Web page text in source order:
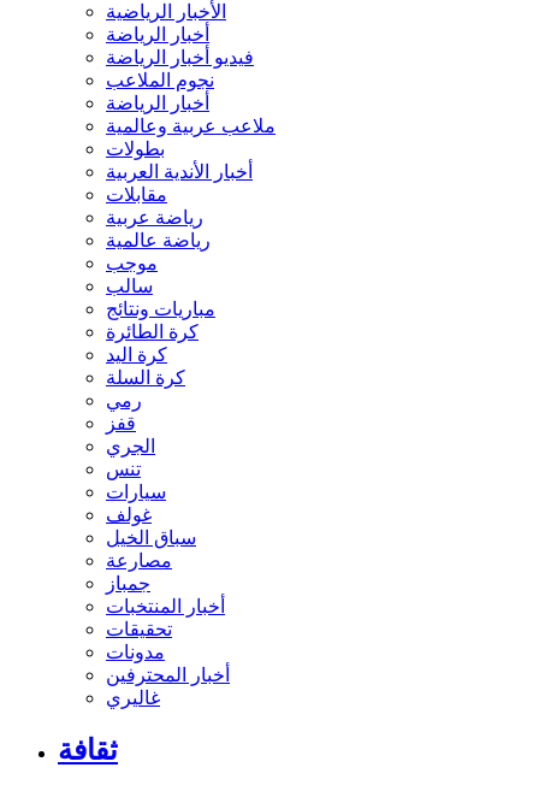
الأخبار الرياضية
أخبار الرياضة
فيديو أخبار الرياضة
نجوم الملاعب
أخبار الرياضة
ملاعب عربية وعالمية
بطولات
أخبار الأندية العربية
مقابلات
رياضة عربية
رياضة عالمية
موجب
سالب
مباريات ونتائج
كرة الطائرة
كرة اليد
كرة السلة
رمي
قفز
الجري
تنس
سيارات
غولف
سباق الخيل
مصارعة
جمباز
أخبار المنتخبات
تحقيقات
مدونات
أخبار المحترفين
غاليري
ثقافة